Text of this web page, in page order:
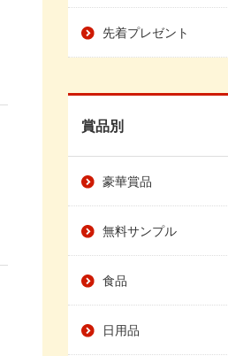
先着プレゼント
賞品別
豪華賞品
無料サンプル
食品
日用品